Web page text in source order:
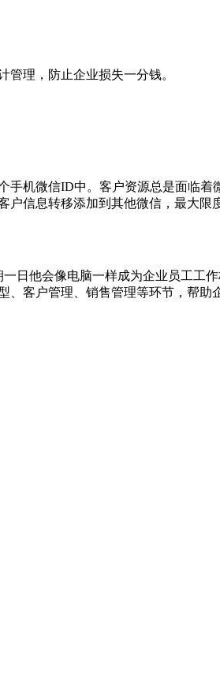
理，防止企业损失一分钱。
机微信ID中。客户资源总是面临
信息转移添加到其他微信，最大限
日他会像电脑一样成为企业员工工
、客户管理、销售管理等环节，帮